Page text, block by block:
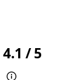
4.1 / 5